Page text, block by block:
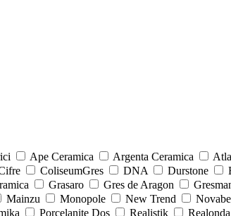
Ape Ceramica Argenta Ceramica
ColiseumGres DNA Durstone
Grasaro Gres de Aragon
Mainzu Monopole New Trend
Porcelanite Dos Realistik Realonda